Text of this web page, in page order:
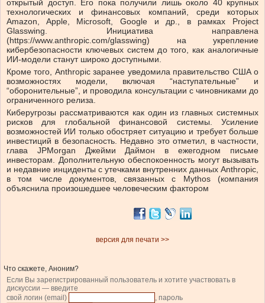
открытый доступ. Его пока получили лишь около 40 крупных
технологических и финансовых компаний, среди которых
Amazon, Apple, Microsoft, Google и др., в рамках Project
Glasswing. Инициатива направлена
(https://www.anthropic.com/glasswing) на укрепление
кибербезопасности ключевых систем до того, как аналогичные
ИИ-модели станут широко доступными.
Кроме того, Anthropic заранее уведомила правительство США о
возможностях модели, включая “наступательные” и
“оборонительные”, и проводила консультации с чиновниками до
ограниченного релиза.
Киберугрозы рассматриваются как один из главных системных
рисков для глобальной финансовой системы. Усиление
возможностей ИИ только обостряет ситуацию и требует больше
инвестиций в безопасность. Недавно это отметил, в частности,
глава JPMorgan Джейми Даймон в ежегодном письме
инвесторам. Дополнительную обеспокоенность могут вызывать
и недавние инциденты с утечками внутренних данных Anthropic,
в том числе документов, связанных с Mythos (компания
объяснила произошедшее человеческим фактором
версия для печати >>
Что скажете, Аноним?
Если Вы зарегистрированный пользователь и хотите участвовать в
дискуссии — введите
свой логин (email)
, пароль